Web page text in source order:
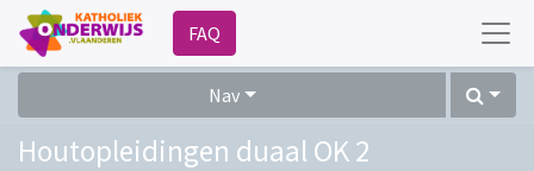
FAQ
Nav
Houtopleidingen duaal OK 2